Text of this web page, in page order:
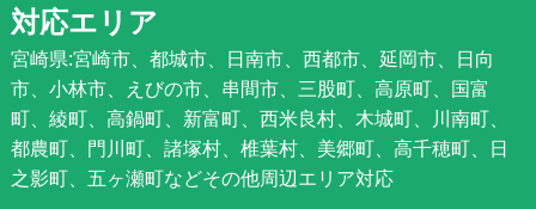
対応エリア
宮崎県:宮崎市、都城市、日南市、西都市、延岡市、日向
市、小林市、えびの市、串間市、三股町、高原町、国富
町、綾町、高鍋町、新富町、西米良村、木城町、川南町、
都農町、門川町、諸塚村、椎葉村、美郷町、高千穂町、日
之影町、五ヶ瀬町などその他周辺エリア対応